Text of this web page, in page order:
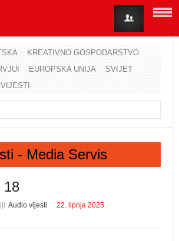
KREATIVNO GOSPODARSTVO
EUROPSKA UNIJA
SVIJET
- Media Servis
18
Audio vijesti 22. lipnja 2025.
Korisničko ime
Lozinka
Zaboravili ste lozinku?